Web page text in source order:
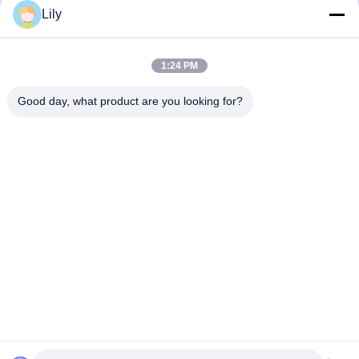
Shenzhen Tunsing Plastic Products Co., Ltd.
© 2018-2026 Shenzhen Tunsing Plastic Products Co., Ltd. .
Lily
1:24 PM
Good day, what product are you looking for?